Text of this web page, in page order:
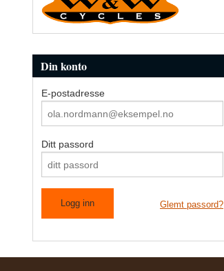
Din konto
E-postadresse
Ditt passord
Glemt passord?